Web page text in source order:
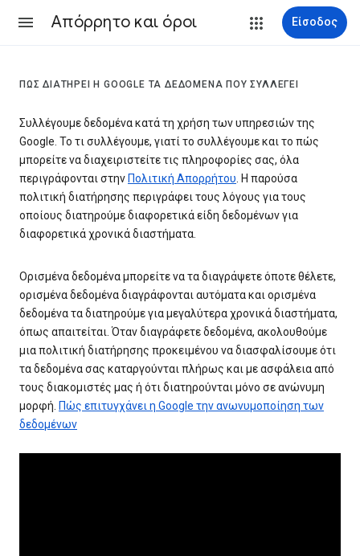
Απόρρητο και όροι Είσοδος
ΠΏΣ ΔΙΑΤΗΡΕΊ Η GOOGLE ΤΑ ΔΕΔΟΜΈΝΑ ΠΟΥ ΣΥΛΛΈΓΕΙ
Συλλέγουμε δεδομένα κατά τη χρήση των υπηρεσιών της
Google. Το τι συλλέγουμε, γιατί το συλλέγουμε και το πώς
μπορείτε να διαχειριστείτε τις πληροφορίες σας, όλα
περιγράφονται στην Πολιτική Απορρήτου. Η παρούσα
πολιτική διατήρησης περιγράφει τους λόγους για τους
οποίους διατηρούμε διαφορετικά είδη δεδομένων για
διαφορετικά χρονικά διαστήματα.
Ορισμένα δεδομένα μπορείτε να τα διαγράψετε όποτε θέλετε,
ορισμένα δεδομένα διαγράφονται αυτόματα και ορισμένα
δεδομένα τα διατηρούμε για μεγαλύτερα χρονικά διαστήματα,
όπως απαιτείται. Όταν διαγράφετε δεδομένα, ακολουθούμε
μια πολιτική διατήρησης προκειμένου να διασφαλίσουμε ότι
τα δεδομένα σας καταργούνται πλήρως και με ασφάλεια από
τους διακομιστές μας ή ότι διατηρούνται μόνο σε ανώνυμη
μορφή. Πώς επιτυγχάνει η Google την ανωνυμοποίηση των
δεδομένων